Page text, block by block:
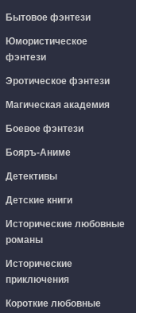
Бытовое фэнтези
Юмористическое
фэнтези
Эротическое фэнтези
Магическая академия
Боевое фэнтези
Бояръ-Аниме
Детективы
Детские книги
Исторические любовные
романы
Исторические
приключения
Короткие любовные